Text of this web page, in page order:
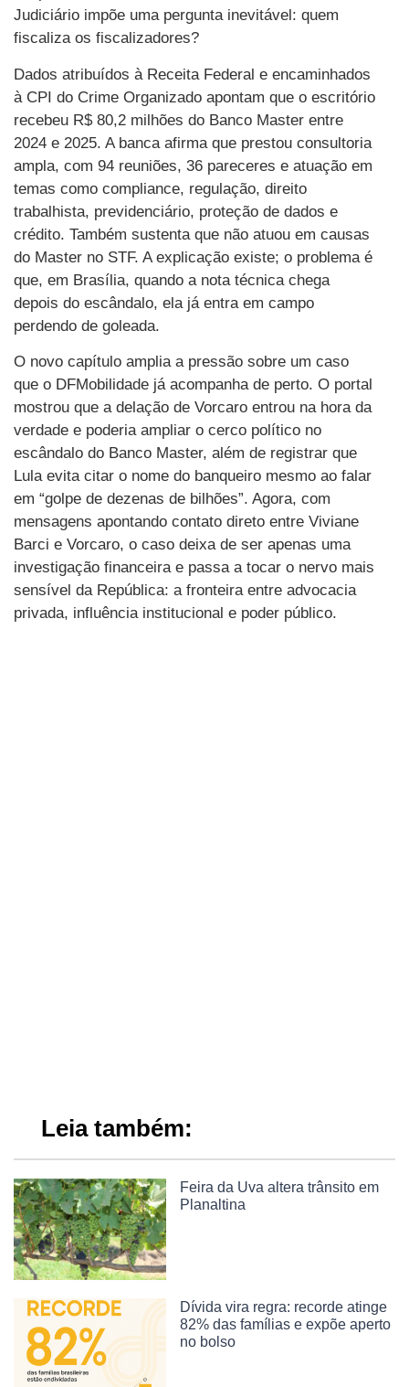
Judiciário impõe uma pergunta inevitável: quem
fiscaliza os fiscalizadores?
Dados atribuídos à Receita Federal e encaminhados
à CPI do Crime Organizado apontam que o escritório
recebeu R$ 80,2 milhões do Banco Master entre
2024 e 2025. A banca afirma que prestou consultoria
ampla, com 94 reuniões, 36 pareceres e atuação em
temas como compliance, regulação, direito
trabalhista, previdenciário, proteção de dados e
crédito. Também sustenta que não atuou em causas
do Master no STF. A explicação existe; o problema é
que, em Brasília, quando a nota técnica chega
depois do escândalo, ela já entra em campo
perdendo de goleada.
O novo capítulo amplia a pressão sobre um caso
que o DFMobilidade já acompanha de perto. O portal
mostrou que a delação de Vorcaro entrou na hora da
verdade e poderia ampliar o cerco político no
escândalo do Banco Master, além de registrar que
Lula evita citar o nome do banqueiro mesmo ao falar
em “golpe de dezenas de bilhões”. Agora, com
mensagens apontando contato direto entre Viviane
Barci e Vorcaro, o caso deixa de ser apenas uma
investigação financeira e passa a tocar o nervo mais
sensível da República: a fronteira entre advocacia
privada, influência institucional e poder público.
Leia também:
Feira da Uva altera trânsito em
Planaltina
Dívida vira regra: recorde atinge
82% das famílias e expõe aperto
no bolso